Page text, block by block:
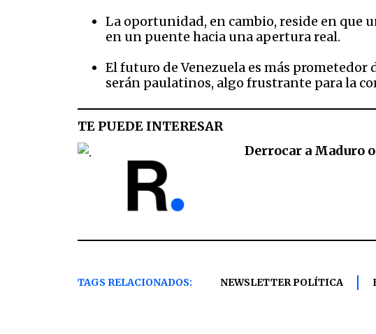
La oportunidad, en cambio, reside en
en un puente hacia una apertura real.
El futuro de Venezuela es más prometedor
serán paulatinos, algo frustrante para la
TE PUEDE INTERESAR
Derrocar a Maduro
TAGS RELACIONADOS: NEWSLETTER POLÍTICA